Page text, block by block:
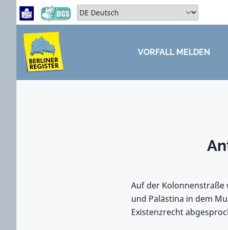
Zum Hauptbereich springen
Zum Hauptmenü springen
Sprache auswählen:
ZUM HAUPTBEREICH SPRINGEN
VORFALL MELDEN
Auf der Kolonnenstraße
und Palästina in dem
Existenzrecht